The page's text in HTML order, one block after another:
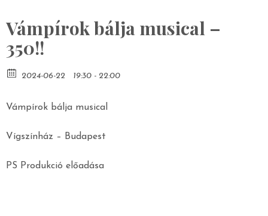
Vámpírok bálja musical –
350!!
2024-06-22 19:30 - 22:00
Vámpírok bálja musical
Vígszínház – Budapest
PS Produkció előadása